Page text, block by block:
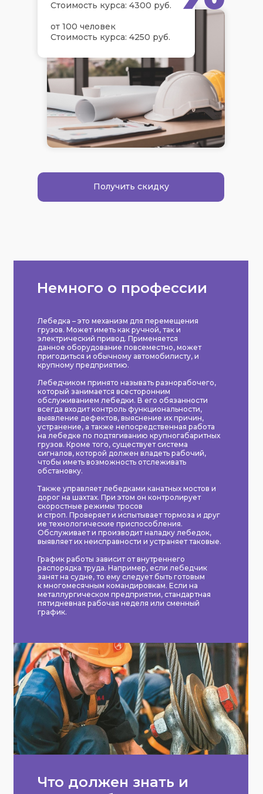
Стоимость курса: 4300 руб.
от 100 человек
Стоимость курса: 4250 руб.
Получить скидку
Немного о профессии
Лебедка – это механизм для перемещения
грузов. Может иметь как ручной, так и
электрический привод. Применяется
данное оборудование повсеместно, может
пригодиться и обычному автомобилисту, и
крупному предприятию.
Лебедчиком принято называть разнорабочего,
который занимается всесторонним
обслуживанием лебедки. В его обязанности
всегда входит контроль функциональности,
выявление дефектов, выяснение их причин,
устранение, а также непосредственная работа
на лебедке по подтягиванию крупногабаритных
грузов. Кроме того, существует система
сигналов, которой должен владеть рабочий,
чтобы иметь возможность отслеживать
обстановку.
Также управляет лебедками канатных мостов и
дорог на шахтах. При этом он контролирует
скоростные режимы тросов
и строп. Проверяет и испытывает тормоза и друг
ие технологические приспособления.
Обслуживает и производит наладку лебедок,
выявляет их неисправности и устраняет таковые.
График работы зависит от внутреннего
распорядка труда. Например, если лебедчик
занят на судне, то ему следует быть готовым
к многомесячным командировкам. Если на
металлургическом предприятии, стандартная
пятидневная рабочая неделя или сменный
график.
Что должен знать и